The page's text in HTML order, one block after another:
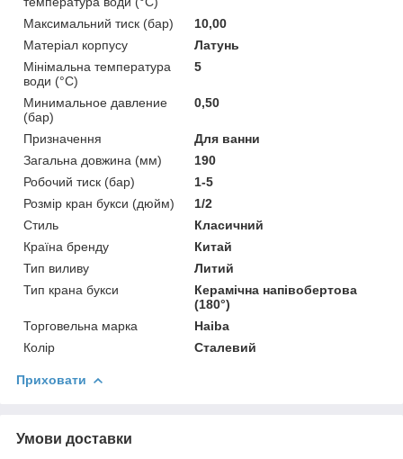
Максимальний тиск (бар)
10,00
Матеріал корпусу
Латунь
Мінімальна температура
води (°C)
5
Минимальное давление
(бар)
0,50
Призначення
Для ванни
Загальна довжина (мм)
190
Робочий тиск (бар)
1-5
Розмір кран букси (дюйм)
1/2
Стиль
Класичний
Країна бренду
Китай
Тип виливу
Литий
Тип крана букси
Керамічна напівобертова
(180°)
Торговельна марка
Haiba
Колір
Сталевий
Приховати
Умови доставки